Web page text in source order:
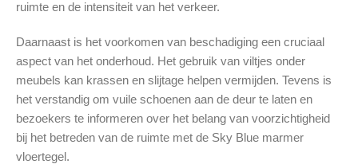
ruimte en de intensiteit van het verkeer.
Daarnaast is het voorkomen van beschadiging een cruciaal
aspect van het onderhoud. Het gebruik van viltjes onder
meubels kan krassen en slijtage helpen vermijden. Tevens is
het verstandig om vuile schoenen aan de deur te laten en
bezoekers te informeren over het belang van voorzichtigheid
bij het betreden van de ruimte met de Sky Blue marmer
vloertegel.